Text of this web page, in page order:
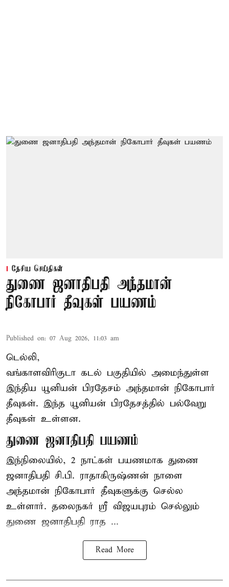
தேசிய செய்திகள்
துணை ஜனாதிபதி அந்தமான்
நிகோபார் தீவுகள் பயணம்
Published on: 07 Aug 2026, 11:03 am
டெல்லி,
வங்காளவிரிகுடா கடல் பகுதியில் அமைந்துள்ள
இந்திய யூனியன் பிரதேசம் அந்தமான் நிகோபார்
தீவுகள். இந்த யூனியன் பிரதேசத்தில் பல்வேறு
தீவுகள் உள்ளன.
துணை ஜனாதிபதி பயணம்
இந்நிலையில், 2 நாட்கள் பயணமாக துணை
ஜனாதிபதி சி.பி. ராதாகிருஷ்ணன் நாளை
அந்தமான் நிகோபார் தீவுகளுக்கு செல்ல
உள்ளார். தலைநகர் ஸ்ரீ விஜயபுரம் செல்லும்
துணை ஜனாதிபதி ராத ...
Read More